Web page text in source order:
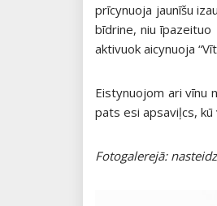
prīcynuoja jaunīšu
bīdrine, niu
aktivuok aicynuoja
Eistynuojom ari vīnu
pats esi apsaviļcs,
Fotogalerejā: